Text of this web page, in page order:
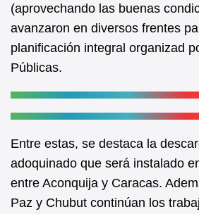
(aprovechando las buenas
avanzaron en diversos frentes
planificación integral organizad
Públicas.
Entre estas, se destaca la
adoquinado que será instalado
entre Aconquija y Caracas.
Paz y Chubut continúan los